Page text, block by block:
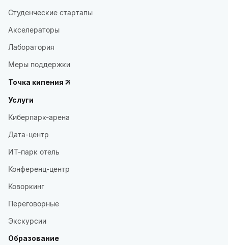
Студенческие стартапы
Акселераторы
Лаборатория
Меры поддержки
Точка кипения
Услуги
Киберпарк-арена
Дата-центр
ИТ-парк отель
Конференц-центр
Коворкинг
Переговорные
Экскурсии
Образование